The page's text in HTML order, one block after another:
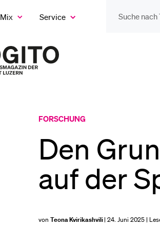
MixZeige
Untermenü
Service
Zur
FORSCHUNG
Den
auf der
von Teona Kvirikashvili| 24. Juni 2025 |
DIE UNI FÜR…
Studierende